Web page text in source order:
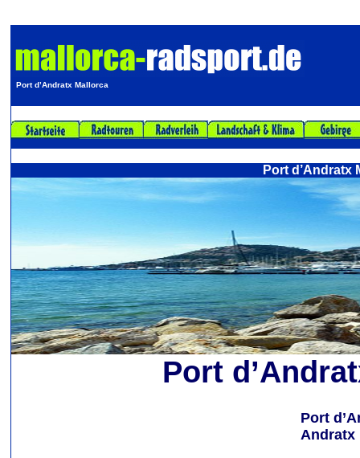
Port d’Andratx Mallorca
Port d’Andratx
Port
Port
Andratx